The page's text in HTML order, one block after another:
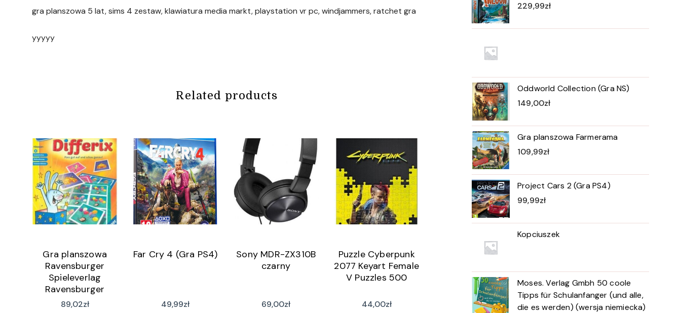
gra planszowa 5 lat, sims 4 zestaw, klawiatura media markt, playstation vr pc, windjammers, ratchet gra
yyyyy
Related products
Gra planszowa
Ravensburger
Spieleverlag
Ravensburger
Verlag Differix
89,02zł
Far Cry 4 (Gra PS4)
49,99zł
Sony MDR-ZX310B
czarny
69,00zł
Puzzle Cyberpunk
2077 Keyart Female
V Puzzles 500
44,00zł
229,99zł
Oddworld Collection (Gra NS)
149,00zł
Gra planszowa Farmerama
109,99zł
Project Cars 2 (Gra PS4)
99,99zł
Kopciuszek
Moses. Verlag Gmbh 50 coole
Tipps für Schulanfanger (und alle,
die es werden) (wersja niemiecka)